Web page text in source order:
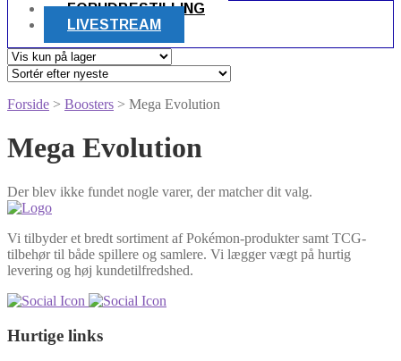
FORUDBESTILLING
LIVESTREAM
Forside > Boosters > Mega Evolution
Mega Evolution
Der blev ikke fundet nogle varer, der matcher dit valg.
Vi tilbyder et bredt sortiment af Pokémon-produkter samt TCG-
tilbehør til både spillere og samlere. Vi lægger vægt på hurtig
levering og høj kundetilfredshed.
Hurtige links